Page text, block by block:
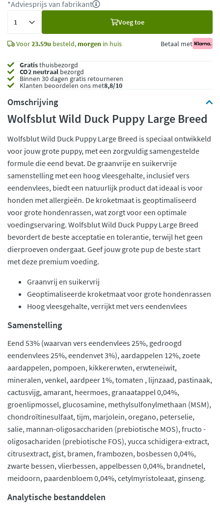
*Adviesprijs van fabrikant
Voeg toe
Voor23.59u besteld, morgen in huis Betaal met
Gratisthuisbezorgd
CO2 neutraal bezorgd
Binnen 30 dagen gratis retourneren
Klanten beoordelen ons met8,8/10
Omschrijving
Wolfsblut Wild Duck Puppy Large Breed
Wolfsblut Wild Duck Puppy Large Breed is speciaal ontwikkeld
voor jouw grote puppy, met een zorgvuldig samengestelde
formule die eend bevat. De graanvrije en suikervrije
samenstelling met een hoog vleesgehalte, inclusief vers
eendenvlees, biedt een natuurlijk product dat ideaal is voor
honden met allergieën. De kroketmaat is geoptimaliseerd
voor grote hondenrassen, wat zorgt voor een optimale
voedingservaring. Wolfsblut Wild Duck Puppy Large Breed
bevordert de beste acceptatie en tolerantie, terwijl het geen
dierproeven ondergaat. Geef jouw grote pup de beste start
met deze premium voeding.
Graanvrij en suikervrij
Geoptimaliseerde kroketmaat voor grote hondenrassen
Hoog vleesgehalte, verrijkt met vers eendenvlees
Samenstelling
Eend 53% (waarvan vers eendenvlees 25%, gedroogd
eendenvlees 25%, eendenvet 3%), aardappelen 12%, zoete
aardappelen, pompoen, kikkererwten, erwteneiwit,
mineralen, venkel, aardpeer 1%, tomaten , lijnzaad, pastinaak,
cactusvijg, amarant, heermoes, granaatappel 0,04%,
groenlipmossel, glucosamine, methylsulfonylmethaan (MSM),
chondroïtinesulfaat, tijm, marjolein, oregano, peterselie,
salie, mannan-oligosacchariden (prebiotische MOS), fructo -
oligosachariden (prebiotische FOS), yucca schidigera-extract,
citrusextract, gist, bramen, frambozen, bosbessen 0,04%,
zwarte bessen, vlierbessen, appelbessen 0,04%, brandnetel,
meidoorn, paardenbloem 0,04%, cetylmyristoleaat, ginseng.
Analytische bestanddelen